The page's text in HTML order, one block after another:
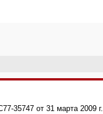
35747 от 31 марта 2009 г.